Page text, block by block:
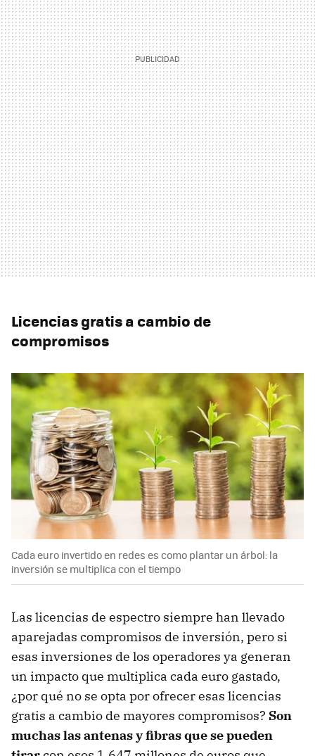
Licencias gratis a cambio de
compromisos
Cada euro invertido en redes es como plantar un árbol: la
inversión se multiplica con el tiempo
Las licencias de espectro siempre han llevado
aparejadas compromisos de inversión, pero si
esas inversiones de los operadores ya generan
un impacto que multiplica cada euro gastado,
¿por qué no se opta por ofrecer esas licencias
gratis a cambio de mayores compromisos? Son
muchas las antenas y fibras que se pueden